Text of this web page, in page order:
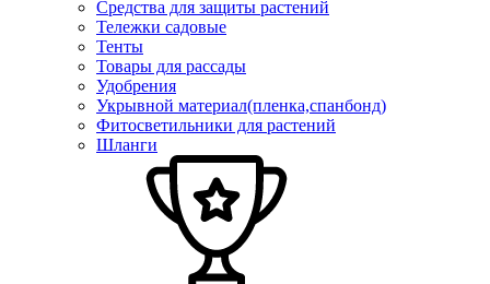
Средства для защиты растений
Тележки садовые
Тенты
Товары для рассады
Удобрения
Укрывной материал(пленка,спанбонд)
Фитосветильники для растений
Шланги